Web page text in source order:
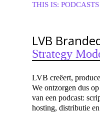
THIS IS: PODCASTS
LVB
Strategy
LVB creëert,
We ontzorgen dus
van een podcast:
hosting, distributie